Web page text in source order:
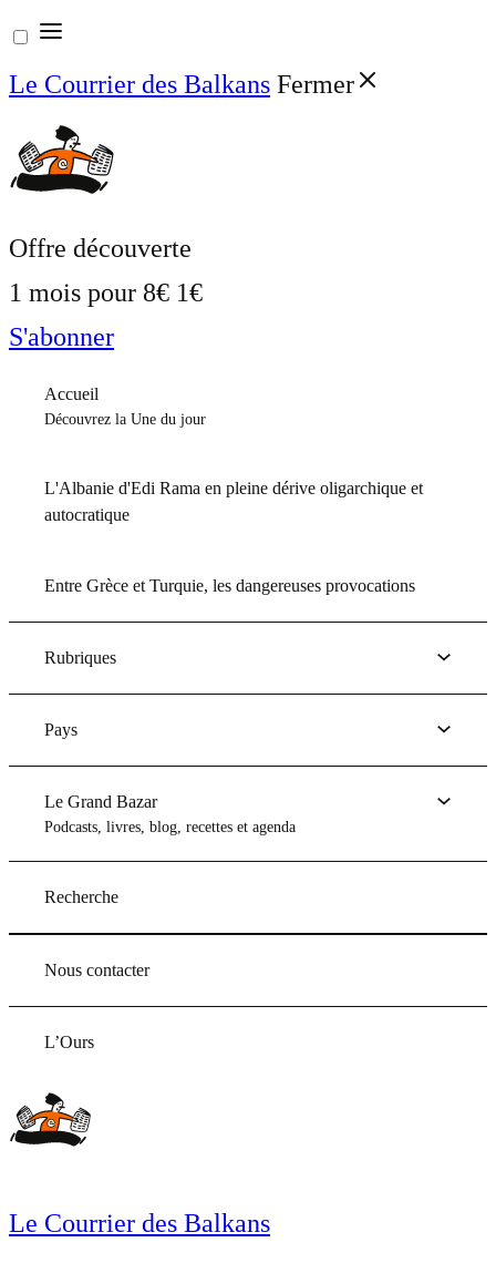
Aller
au
contenu
Le Courrier des Balkans Fermer
Offre découverte
1 mois pour 8€ 1€
S'abonner
Accueil
Découvrez la Une du jour
L'Albanie d'Edi Rama en pleine dérive oligarchique et
autocratique
Entre Grèce et Turquie, les dangereuses provocations
Rubriques
Pays
Le Grand Bazar
Podcasts, livres, blog, recettes et agenda
Recherche
Nous contacter
L’Ours
Le Courrier des Balkans